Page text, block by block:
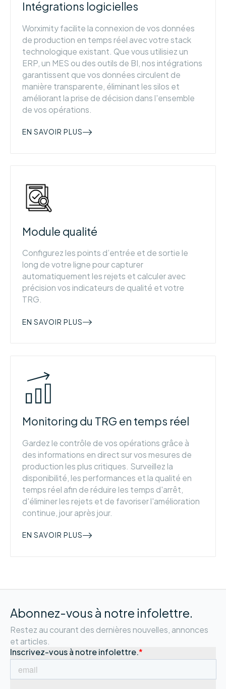
Intégrations logicielles
Worximity facilite la connexion de vos données
de production en temps réel avec votre stack
technologique existant. Que vous utilisiez un
ERP, un MES ou des outils de BI, nos intégrations
garantissent que vos données circulent de
manière transparente, éliminant les silos et
améliorant la prise de décision dans l'ensemble
de vos opérations.
EN SAVOIR PLUS
Module qualité
Configurez les points d’entrée et de sortie le
long de votre ligne pour capturer
automatiquement les rejets et calculer avec
précision vos indicateurs de qualité et votre
TRG.
EN SAVOIR PLUS
Monitoring du TRG en temps réel
Gardez le contrôle de vos opérations grâce à
des informations en direct sur vos mesures de
production les plus critiques. Surveillez la
disponibilité, les performances et la qualité en
temps réel afin de réduire les temps d'arrêt,
d'éliminer les rejets et de favoriser l'amélioration
continue, jour après jour.
EN SAVOIR PLUS
Abonnez-vous à notre infolettre.
Restez au courant des dernières nouvelles, annonces
et articles.